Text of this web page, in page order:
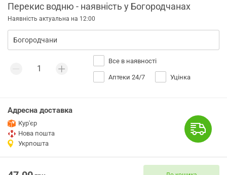
Перекис водню - наявність у Богородчанах
Наявність актуальна на 12:00
Все в наявності
Аптеки 24/7 Уцінка
Адресна доставка
Кур'єр
Нова пошта
Укрпошта